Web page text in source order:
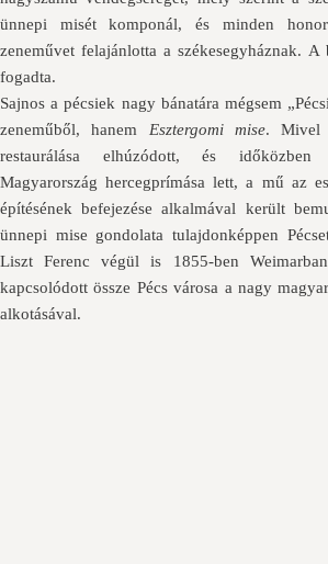
ünnepi misét komponál, és minden
zeneművet felajánlotta a székesegyháznak. A
fogadta.
Sajnos a pécsiek nagy bánatára mégsem
zeneműből, hanem Esztergomi mise. Mivel
restaurálása elhúzódott, és időközben
Magyarország hercegprímása lett, a mű az
építésének befejezése alkalmával került
ünnepi mise gondolata tulajdonképpen
Liszt Ferenc végül is 1855-ben
kapcsolódott össze Pécs városa a nagy
alkotásával.